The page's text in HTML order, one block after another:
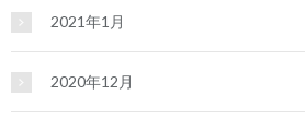
2021年1月
2020年12月